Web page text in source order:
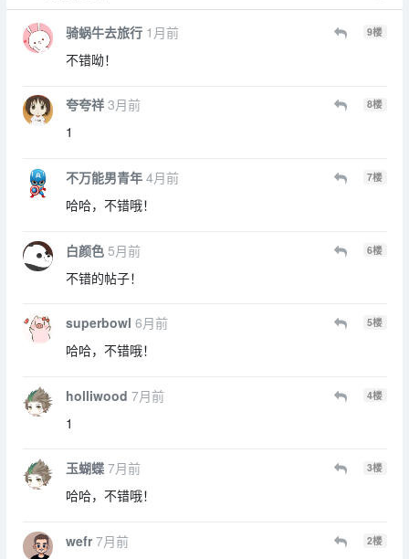
骑蜗牛去旅行 1月前 9楼
不错呦！
夸夸祥 3月前 8楼
1
不万能男青年 4月前 7楼
哈哈，不错哦！
白颜色 5月前 6楼
不错的帖子！
superbowl 6月前 5楼
哈哈，不错哦！
holliwood 7月前 4楼
1
玉蝴蝶 7月前 3楼
哈哈，不错哦！
wefr 7月前 2楼